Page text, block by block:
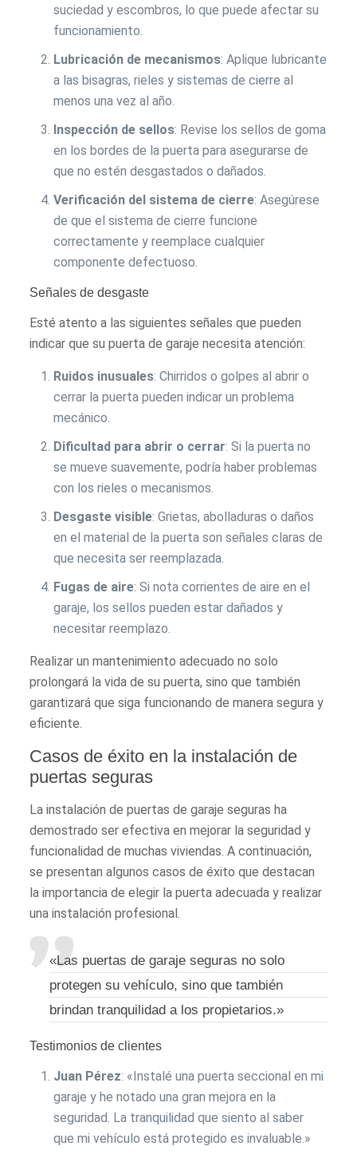
suciedad y escombros, lo que puede afectar su
funcionamiento.
Lubricación de mecanismos: Aplique lubricante
a las bisagras, rieles y sistemas de cierre al
menos una vez al año.
Inspección de sellos: Revise los sellos de goma
en los bordes de la puerta para asegurarse de
que no estén desgastados o dañados.
Verificación del sistema de cierre: Asegúrese
de que el sistema de cierre funcione
correctamente y reemplace cualquier
componente defectuoso.
Señales de desgaste
Esté atento a las siguientes señales que pueden
indicar que su puerta de garaje necesita atención:
Ruidos inusuales: Chirridos o golpes al abrir o
cerrar la puerta pueden indicar un problema
mecánico.
Dificultad para abrir o cerrar: Si la puerta no
se mueve suavemente, podría haber problemas
con los rieles o mecanismos.
Desgaste visible: Grietas, abolladuras o daños
en el material de la puerta son señales claras de
que necesita ser reemplazada.
Fugas de aire: Si nota corrientes de aire en el
garaje, los sellos pueden estar dañados y
necesitar reemplazo.
Realizar un mantenimiento adecuado no solo
prolongará la vida de su puerta, sino que también
garantizará que siga funcionando de manera segura y
eficiente.
Casos de éxito en la instalación de
puertas seguras
La instalación de puertas de garaje seguras ha
demostrado ser efectiva en mejorar la seguridad y
funcionalidad de muchas viviendas. A continuación,
se presentan algunos casos de éxito que destacan
la importancia de elegir la puerta adecuada y realizar
una instalación profesional.
«Las puertas de garaje seguras no solo
protegen su vehículo, sino que también
brindan tranquilidad a los propietarios.»
Testimonios de clientes
Juan Pérez: «Instalé una puerta seccional en mi
garaje y he notado una gran mejora en la
seguridad. La tranquilidad que siento al saber
que mi vehículo está protegido es invaluable.»